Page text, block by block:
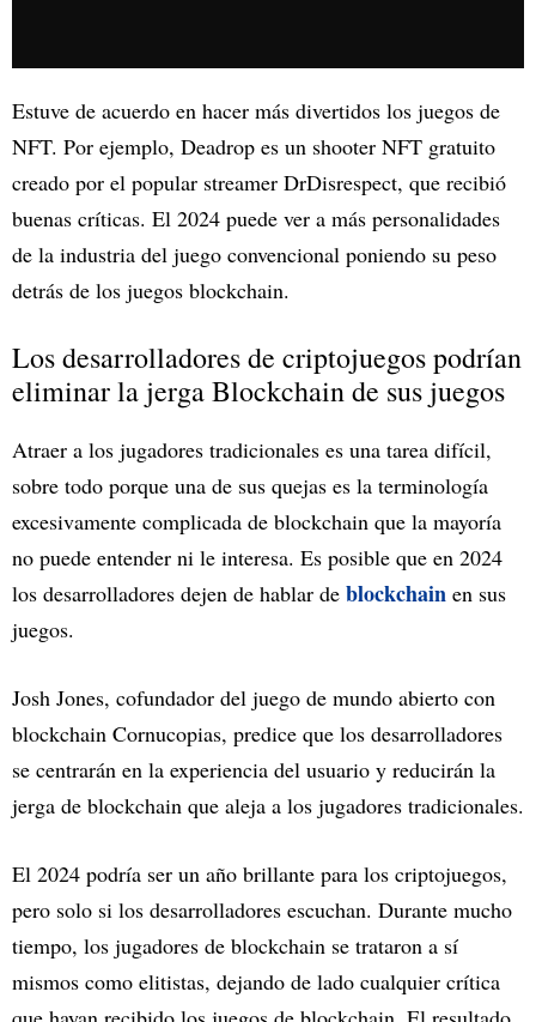
Estuve de acuerdo en hacer más divertidos los juegos de
NFT. Por ejemplo, Deadrop es un shooter NFT gratuito
creado por el popular streamer DrDisrespect, que recibió
buenas críticas. El 2024 puede ver a más personalidades
de la industria del juego convencional poniendo su peso
detrás de los juegos blockchain.
Los desarrolladores de criptojuegos podrían
eliminar la jerga Blockchain de sus juegos
Atraer a los jugadores tradicionales es una tarea difícil,
sobre todo porque una de sus quejas es la terminología
excesivamente complicada de blockchain que la mayoría
no puede entender ni le interesa. Es posible que en 2024
los desarrolladores dejen de hablar de blockchain en sus
juegos.
Josh Jones, cofundador del juego de mundo abierto con
blockchain Cornucopias, predice que los desarrolladores
se centrarán en la experiencia del usuario y reducirán la
jerga de blockchain que aleja a los jugadores tradicionales.
El 2024 podría ser un año brillante para los criptojuegos,
pero solo si los desarrolladores escuchan. Durante mucho
tiempo, los jugadores de blockchain se trataron a sí
mismos como elitistas, dejando de lado cualquier crítica